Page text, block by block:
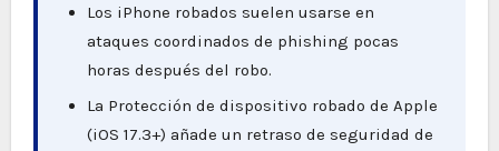
Los iPhone robados suelen usarse en
ataques coordinados de phishing pocas
horas después del robo.
La Protección de dispositivo robado de Apple
(iOS 17.3+) añade un retraso de seguridad de